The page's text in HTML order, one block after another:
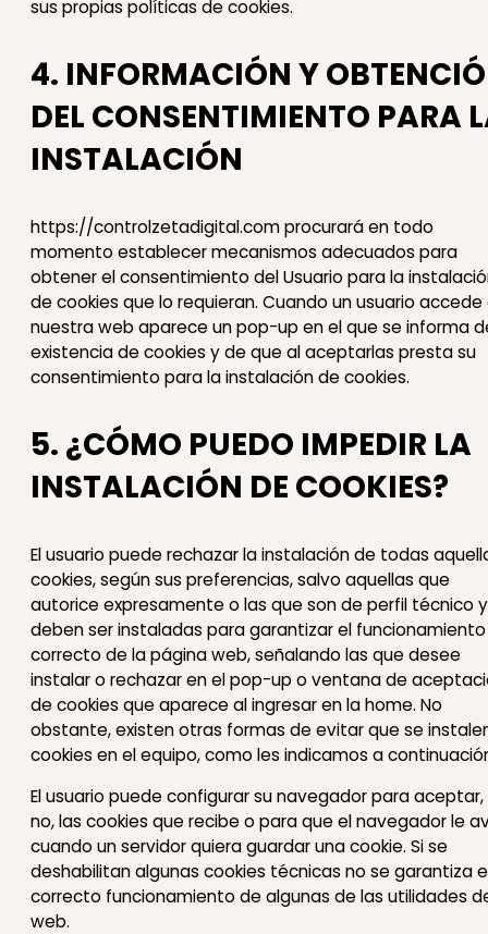
sus propias políticas de cookies.
4. INFORMACIÓN Y
DEL CONSENTIMIENTO PARA
INSTALACIÓN
https://controlzetadigital.com procurará en todo
momento establecer mecanismos adecuados para
obtener el consentimiento del Usuario para la
de cookies que lo requieran. Cuando un usuario accede
nuestra web aparece un pop-up en el que se informa
existencia de cookies y de que al aceptarlas presta su
consentimiento para la instalación de cookies.
5. ¿CÓMO PUEDO IMPEDIR LA
INSTALACIÓN DE COOKIES?
El usuario puede rechazar la instalación de todas
cookies, según sus preferencias, salvo aquellas que
autorice expresamente o las que son de perfil técnico y
deben ser instaladas para garantizar el funcionamiento
correcto de la página web, señalando las que desee
instalar o rechazar en el pop-up o ventana de
de cookies que aparece al ingresar en la home. No
obstante, existen otras formas de evitar que se
cookies en el equipo, como les indicamos a
El usuario puede configurar su navegador para aceptar,
no, las cookies que recibe o para que el navegador le
cuando un servidor quiera guardar una cookie. Si se
deshabilitan algunas cookies técnicas no se garantiza
correcto funcionamiento de algunas de las utilidades
web.